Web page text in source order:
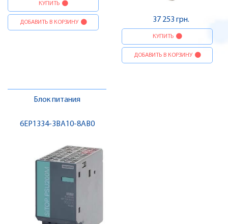
КУПИТЬ
ДОБАВИТЬ В КОРЗИНУ 37 253 грн.
КУПИТЬ
ДОБАВИТЬ В КОРЗИНУ
Блок питания
6EP1334-3BA10-8AB0